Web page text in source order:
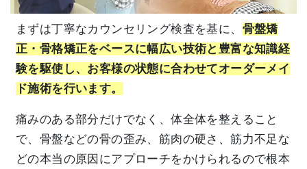
まずは丁寧なカウンセリング検査を基に、 骨盤矯
正・骨格矯正をベースに幅広い技術と豊富な知識経
験を駆使し、お客様の状態に合わせてオーダーメイ
ド施術を行います。
痛みのある部分だけでなく、体全体を整えること
で、骨盤などの骨の歪み、筋肉の硬さ、筋力不足な
どの本当の原因にアプローチをかけられるので根本